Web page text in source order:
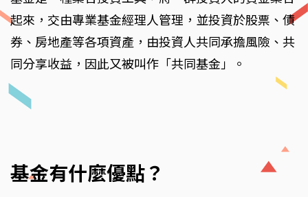
起來，交由專業基金經理人管理，並投資於股票、債
券、房地產等各項資產，由投資人共同承擔風險、共
同分享收益，因此又被叫作「共同基金」。
基金有什麼優點？